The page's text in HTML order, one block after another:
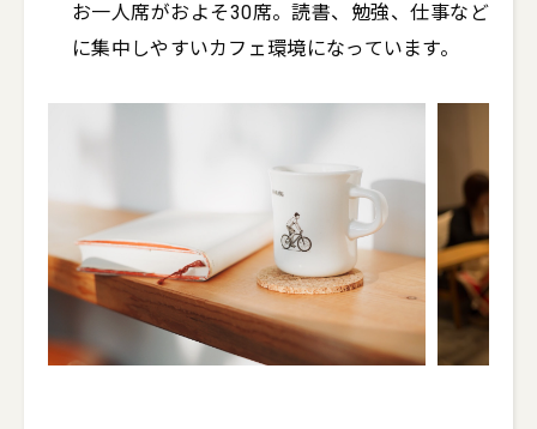
お一人席がおよそ30席。読書、勉強、仕事など